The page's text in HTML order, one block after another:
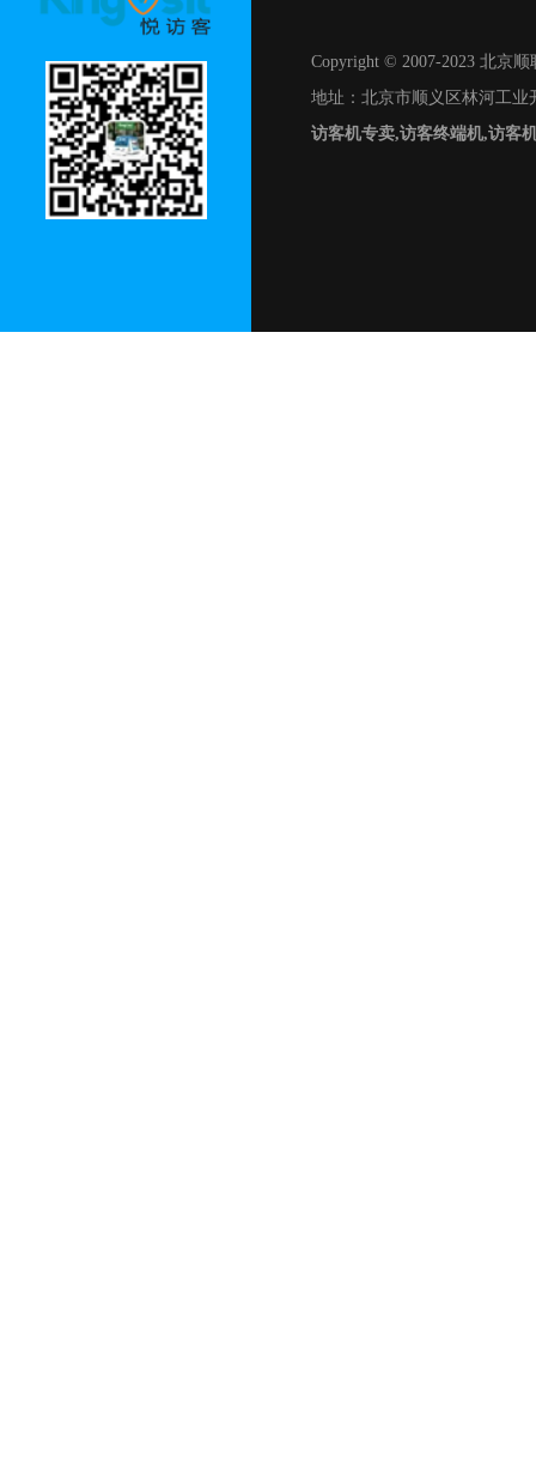
Copyright © 2007-2023 北京
地址：北京市顺义区林河工业
访客机专卖,访客终端机,访客